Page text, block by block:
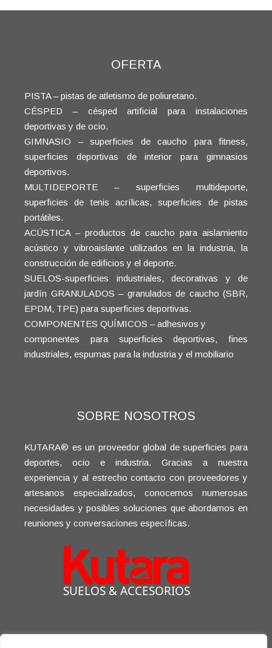
OFERTA
PISTA – pistas de atletismo de poliuretano.
CÉSPED – césped artificial para instalaciones
deportivas y de ocio.
GIMNASIO – superficies de caucho para fitness,
superficies deportivas de interior para gimnasios
deportivos.
MULTIDEPORTE – superficies multideporte,
superficies de tenis acrílicas, superficies de pistas
portátiles.
ACÚSTICA – productos de caucho para aislamiento
acústico y vibroaislante utilizados en la industria, la
construcción de edificios y el deporte.
SUELOS-superficies industriales, decorativas y de
jardín GRANULADOS – granulados de caucho (SBR,
EPDM, TPE) para superficies deportivas.
COMPONENTES QUÍMICOS – adhesivos y
componentes para superficies deportivas, fines
industriales, espumas para la industria y el mobiliario
SOBRE NOSOTROS
KUTARA® es un proveedor global de superficies para
deportes, ocio e industria. Gracias a nuestra
experiencia y al estrecho contacto con proveedores y
artesanos especializados, conocemos numerosas
necesidades y posibles soluciones que abordamos en
reuniones y conversaciones específicas.